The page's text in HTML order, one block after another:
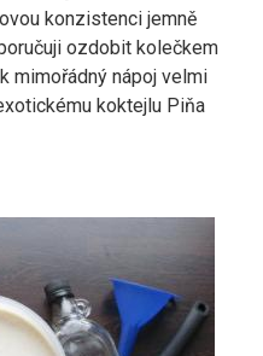
konzistenci jemně
ozdobit kolečkem
mimořádný nápoj velmi
koktejlu Piňa